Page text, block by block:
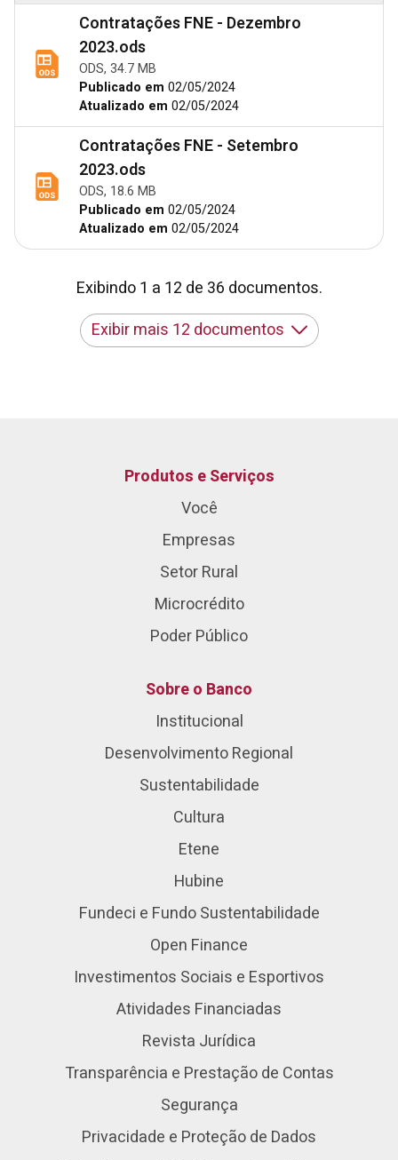
Contratações FNE - Dezembro
2023.ods
ODS, 34.7 MB
Publicado em 02/05/2024
Atualizado em 02/05/2024
Contratações FNE - Setembro
2023.ods
ODS, 18.6 MB
Publicado em 02/05/2024
Atualizado em 02/05/2024
Exibindo 1 a 12 de 36 documentos.
Exibir mais 12 documentos
Produtos e Serviços
Você
Empresas
Setor Rural
Microcrédito
Poder Público
Sobre o Banco
Institucional
Desenvolvimento Regional
Sustentabilidade
Cultura
Etene
Hubine
Fundeci e Fundo Sustentabilidade
Open Finance
Investimentos Sociais e Esportivos
Atividades Financiadas
Revista Jurídica
Transparência e Prestação de Contas
Segurança
Privacidade e Proteção de Dados